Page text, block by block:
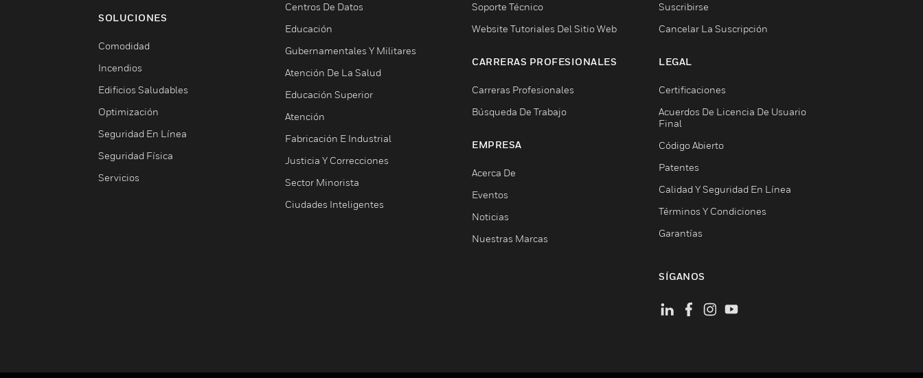
SOLUCIONES
Comodidad
Incendios
Edificios Saludables
Optimización
Seguridad En Línea
Seguridad Física
Servicios
Centros De Datos
Educación
Gubernamentales Y Militares
Atención De La Salud
Educación Superior
Atención
Fabricación E Industrial
Justicia Y Correcciones
Sector Minorista
Ciudades Inteligentes
Soporte Técnico
Website Tutoriales Del Sitio Web
CARRERAS PROFESIONALES
Carreras Profesionales
Búsqueda De Trabajo
EMPRESA
Acerca De
Eventos
Noticias
Nuestras Marcas
Suscribirse
Cancelar La Suscripción
LEGAL
Certificaciones
Acuerdos De Licencia De Usuario
Final
Código Abierto
Patentes
Calidad Y Seguridad En Línea
Términos Y Condiciones
Garantías
SÍGANOS